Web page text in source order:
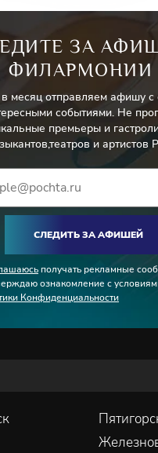
ЗА
ФИЛАРМОНИИ
в месяц отправляем афишу
событиями. Не
премьеры и
и артистов
СЛЕДИТЬ ЗА АФИШЕЙ
получать рекламные
ознакомление с
Конфиденциальности